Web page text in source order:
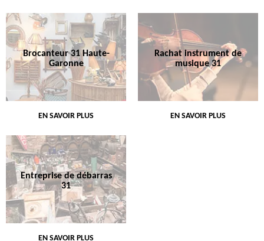
Brocanteur 31 Haute-
Garonne
EN SAVOIR PLUS
Rachat instrument de
musique 31
EN SAVOIR PLUS
Entreprise de débarras
31
EN SAVOIR PLUS